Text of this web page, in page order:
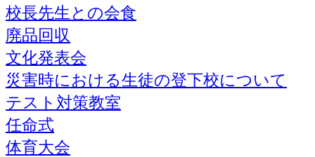
校長先生との会食
廃品回収
文化発表会
災害時における生徒の登下校について
テスト対策教室
任命式
体育大会